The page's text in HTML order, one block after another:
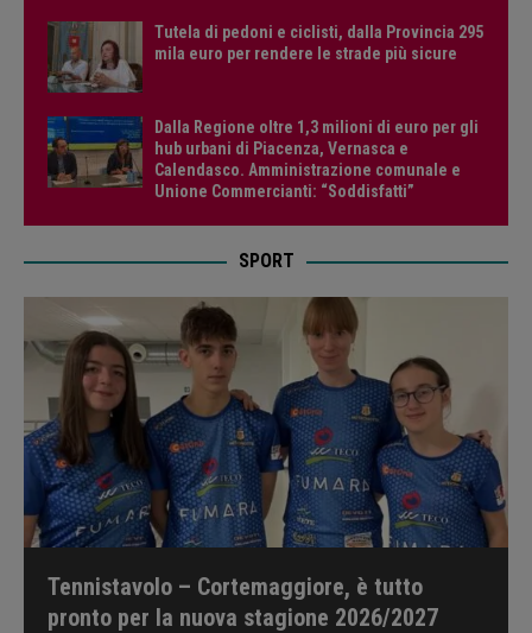
Tutela di pedoni e ciclisti, dalla Provincia 295
mila euro per rendere le strade più sicure
Dalla Regione oltre 1,3 milioni di euro per gli
hub urbani di Piacenza, Vernasca e
Calendasco. Amministrazione comunale e
Unione Commercianti: “Soddisfatti”
SPORT
Tennistavolo – Cortemaggiore, è tutto
pronto per la nuova stagione 2026/2027